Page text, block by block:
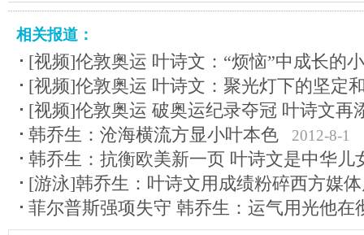
相关报道：
[视频]伦敦奥运 叶诗文：“烦恼”中成长的
[视频]伦敦奥运 叶诗文：聚光灯下的坚定
[视频]伦敦奥运 破奥运纪录夺冠 叶诗文再
韩乔生：沧海横流方显小叶本色
2012-8-1
韩乔生：抗衡欧美新一页 叶诗文是中华儿
[游泳]韩乔生：叶诗文用成绩粉碎西方媒
菲尔普斯强项失守 韩乔生：运气用光他在